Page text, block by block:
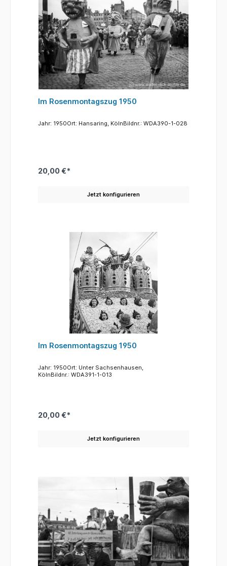
Im Rosenmontagszug 1950
Jahr: 1950Ort: Hansaring, KölnBildnr.: WDA390-1-028
20,00 €*
Jetzt konfigurieren
Im Rosenmontagszug 1950
Jahr: 1950Ort: Unter Sachsenhausen,
KölnBildnr.: WDA391-1-013
20,00 €*
Jetzt konfigurieren